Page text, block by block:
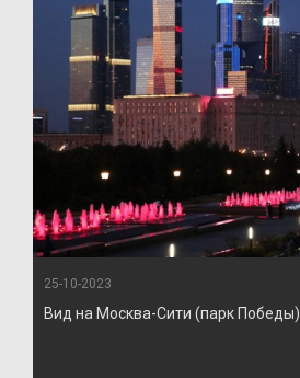
25-10-2023
Вид на Москва-Сити (парк Победы)